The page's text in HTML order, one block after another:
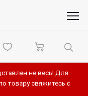
не весь! Для
товару свяжитесь с